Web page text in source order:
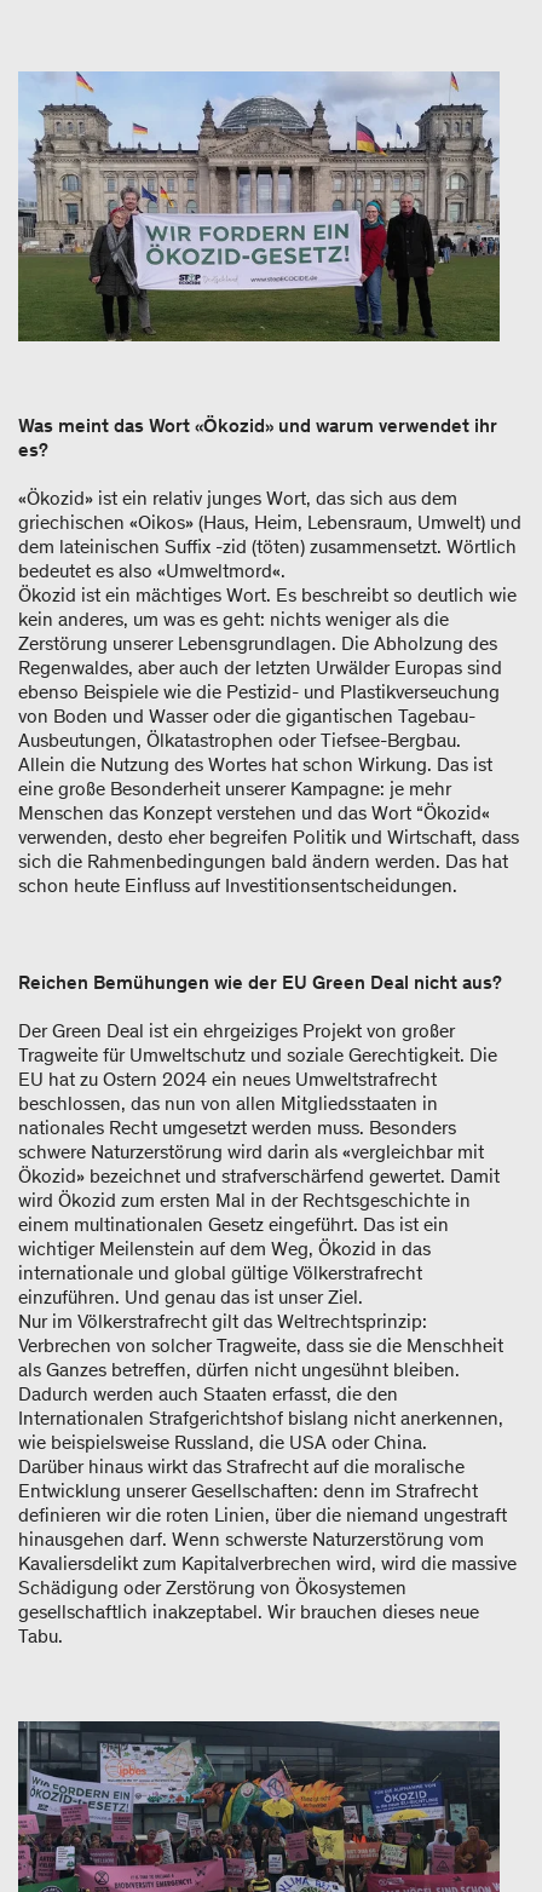
Was meint das Wort «Ökozid» und warum verwendet ihr
es?
«Ökozid» ist ein relativ junges Wort, das sich aus dem
griechischen «Oikos» (Haus, Heim, Lebensraum, Umwelt) und
dem lateinischen Suffix -zid (töten) zusammensetzt. Wörtlich
bedeutet es also «Umweltmord«.
Ökozid ist ein mächtiges Wort. Es beschreibt so deutlich wie
kein anderes, um was es geht: nichts weniger als die
Zerstörung unserer Lebensgrundlagen. Die Abholzung des
Regenwaldes, aber auch der letzten Urwälder Europas sind
ebenso Beispiele wie die Pestizid- und Plastikverseuchung
von Boden und Wasser oder die gigantischen Tagebau-
Ausbeutungen, Ölkatastrophen oder Tiefsee-Bergbau.
Allein die Nutzung des Wortes hat schon Wirkung. Das ist
eine große Besonderheit unserer Kampagne: je mehr
Menschen das Konzept verstehen und das Wort “Ökozid«
verwenden, desto eher begreifen Politik und Wirtschaft, dass
sich die Rahmenbedingungen bald ändern werden. Das hat
schon heute Einfluss auf Investitionsentscheidungen.
Reichen Bemühungen wie der EU Green Deal nicht aus?
Der Green Deal ist ein ehrgeiziges Projekt von großer
Tragweite für Umweltschutz und soziale Gerechtigkeit. Die
EU hat zu Ostern 2024 ein neues Umweltstrafrecht
beschlossen, das nun von allen Mitgliedsstaaten in
nationales Recht umgesetzt werden muss. Besonders
schwere Naturzerstörung wird darin als «vergleichbar mit
Ökozid» bezeichnet und strafverschärfend gewertet. Damit
wird Ökozid zum ersten Mal in der Rechtsgeschichte in
einem multinationalen Gesetz eingeführt. Das ist ein
wichtiger Meilenstein auf dem Weg, Ökozid in das
internationale und global gültige Völkerstrafrecht
einzuführen. Und genau das ist unser Ziel.
Nur im Völkerstrafrecht gilt das Weltrechtsprinzip:
Verbrechen von solcher Tragweite, dass sie die Menschheit
als Ganzes betreffen, dürfen nicht ungesühnt bleiben.
Dadurch werden auch Staaten erfasst, die den
Internationalen Strafgerichtshof bislang nicht anerkennen,
wie beispielsweise Russland, die USA oder China.
Darüber hinaus wirkt das Strafrecht auf die moralische
Entwicklung unserer Gesellschaften: denn im Strafrecht
definieren wir die roten Linien, über die niemand ungestraft
hinausgehen darf. Wenn schwerste Naturzerstörung vom
Kavaliersdelikt zum Kapitalverbrechen wird, wird die massive
Schädigung oder Zerstörung von Ökosystemen
gesellschaftlich inakzeptabel. Wir brauchen dieses neue
Tabu.